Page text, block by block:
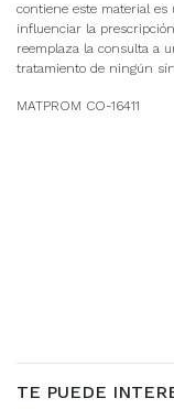
contiene este material
influenciar la
reemplaza la consulta a
tratamiento de ningún
MATPROM CO-16411
TE PUEDE